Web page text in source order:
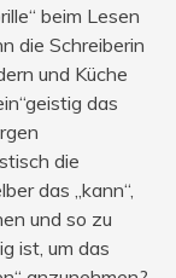
beim Lesen
die Schreiberin
und Küche
das
die
das „kann“,
und so zu
ist, um das